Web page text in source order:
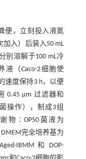
便，立刻投入液氮
入）后装入50 mL
别溶解于100 mL冷
液（Caco-2细胞使
速度保持3 h，以便
0.45 μm 过滤器和
操作），制成3组
物∶OP50菌液为
完全培养基为
IBMM 和 DOP-